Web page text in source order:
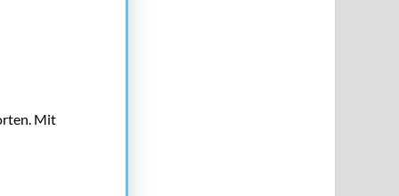
Mit